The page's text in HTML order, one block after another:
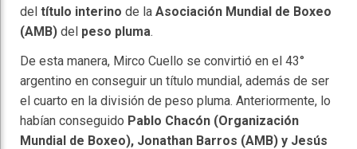
del título interino de la Asociación Mundial de Boxeo
(AMB) del peso pluma.
De esta manera, Mirco Cuello se convirtió en el 43°
argentino en conseguir un título mundial, además de ser
el cuarto en la división de peso pluma. Anteriormente, lo
habían conseguido Pablo Chacón (Organización
Mundial de Boxeo), Jonathan Barros (AMB) y Jesús